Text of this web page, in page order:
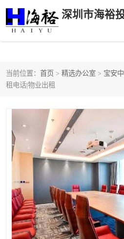
当前位置： 首页 > 精选办公室 > 宝安
租电话|物业出租
后海
科技园中区
前海
福田中心区写字楼租赁
深圳宝安
罗湖水贝
龙华